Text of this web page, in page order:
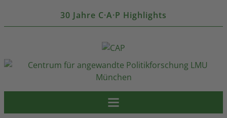
30 Jahre C·A·P Highlights